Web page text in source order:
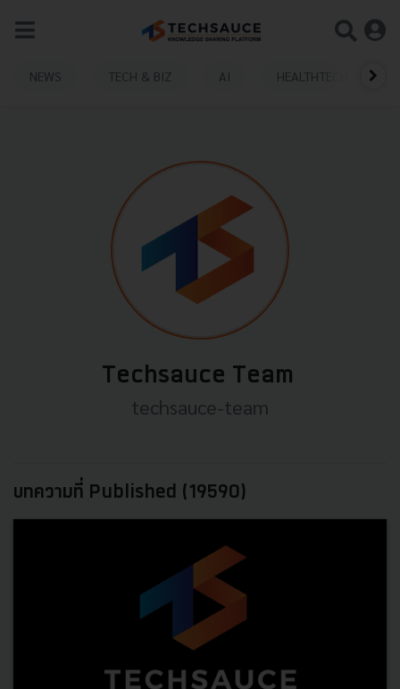
NEWS TECH & BIZ AI HEALTHTECH
Techsauce Team
techsauce-team
บทความที่ Published (19590)